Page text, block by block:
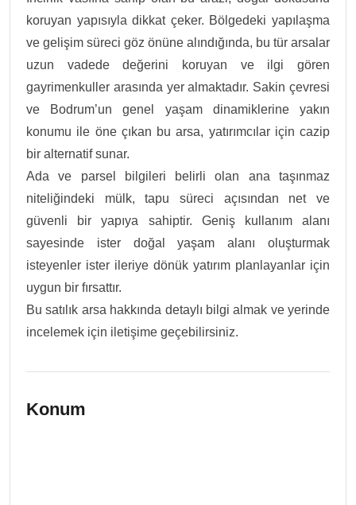
koruyan yapısıyla dikkat çeker. Bölgedeki yapılaşma
ve gelişim süreci göz önüne alındığında, bu tür arsalar
uzun vadede değerini koruyan ve ilgi gören
gayrimenkuller arasında yer almaktadır. Sakin çevresi
ve Bodrum’un genel yaşam dinamiklerine yakın
konumu ile öne çıkan bu arsa, yatırımcılar için cazip
bir alternatif sunar.
Ada ve parsel bilgileri belirli olan ana taşınmaz
niteliğindeki mülk, tapu süreci açısından net ve
güvenli bir yapıya sahiptir. Geniş kullanım alanı
sayesinde ister doğal yaşam alanı oluşturmak
isteyenler ister ileriye dönük yatırım planlayanlar için
uygun bir fırsattır.
Bu satılık arsa hakkında detaylı bilgi almak ve yerinde
incelemek için iletişime geçebilirsiniz.
Konum